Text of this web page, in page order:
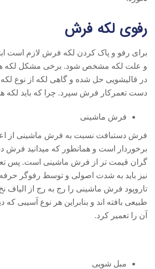
رفوی لکه فرش
برای رفو و پاک کردن لکه فرش لازم است
و علت لکه مشخص شود. برخی مشکل لکه
در قالیشویی حل شده و گاهی لکه از نوع لکه
دست تعمرکار فرش سپرد. چرا که باید لکه
فرش ماشینی
فرش دستبافت نسبت به فرش ماشینی از
برخوردار است و همانطور که میدانید فرش
گران قیمت تر از فرش ماشینی است. پس
نیز باید به شدت اصولی و توسط رفوگر
تاروپود فرش ماشینی را رج به رج از الیاف
طبیعی بافته اند و بنابراین هر نوع آسیبی که
آن را تعمیر کرد.
مبل شویی